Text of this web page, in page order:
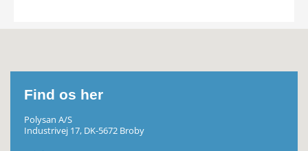
Find os her
Polysan A/S
Industrivej 17, DK-5672 Broby